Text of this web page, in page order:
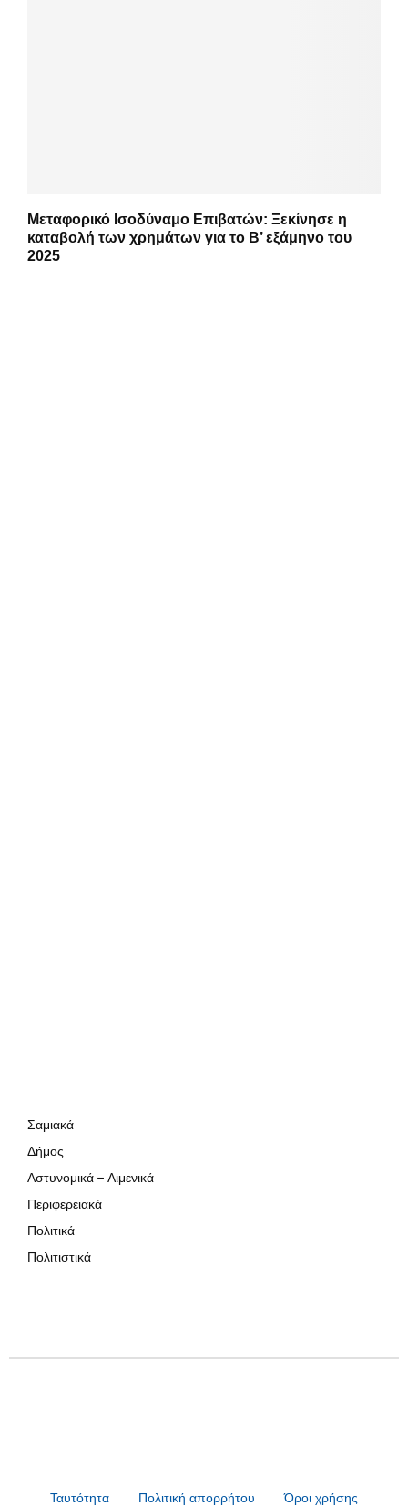
Μεταφορικό Ισοδύναμο Επιβατών: Ξεκίνησε η
καταβολή των χρημάτων για το Β’ εξάμηνο του
2025
Σαμιακά
Δήμος
Αστυνομικά – Λιμενικά
Περιφερειακά
Πολιτικά
Πολιτιστικά
Ταυτότητα Πολιτική απορρήτου Όροι χρήσης